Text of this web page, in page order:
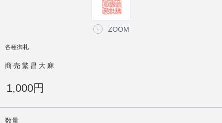
ZOOM
各種御札
商売繁昌大麻
1,000円
数量